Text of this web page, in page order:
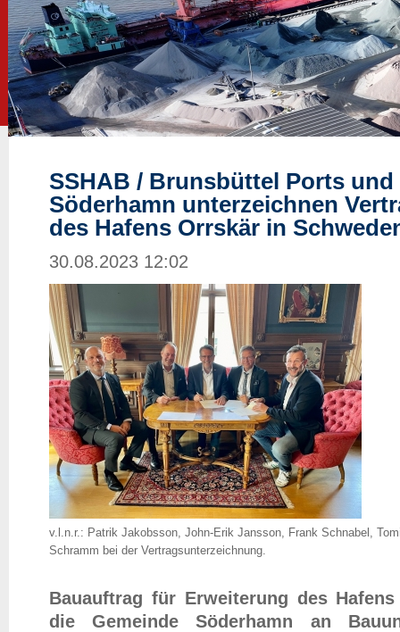
SSHAB / Brunsbüttel Ports und
Söderhamn unterzeichnen
des Hafens Orrskär in
30.08.2023 12:02
v.l.n.r.: Patrik Jakobsson, John-Erik Jansson, Frank Schnabel,
Schramm bei der Vertragsunterzeichnung.
Bauauftrag für Erweiterung des
die Gemeinde Söderhamn an